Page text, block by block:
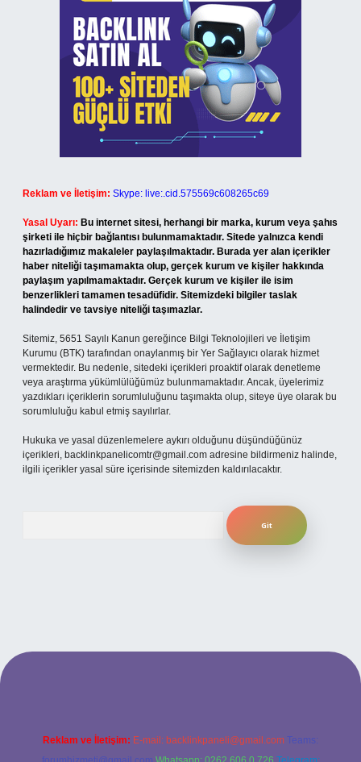
Reklam ve İletişim: Skype: live:.cid.575569c608265c69
Yasal Uyarı: Bu internet sitesi, herhangi bir marka, kurum veya şahıs
şirketi ile hiçbir bağlantısı bulunmamaktadır. Sitede yalnızca kendi
hazırladığımız makaleler paylaşılmaktadır. Burada yer alan içerikler
haber niteliği taşımamakta olup, gerçek kurum ve kişiler hakkında
paylaşım yapılmamaktadır. Gerçek kurum ve kişiler ile isim
benzerlikleri tamamen tesadüfidir. Sitemizdeki bilgiler taslak
halindedir ve tavsiye niteliği taşımazlar.
Sitemiz, 5651 Sayılı Kanun gereğince Bilgi Teknolojileri ve İletişim
Kurumu (BTK) tarafından onaylanmış bir Yer Sağlayıcı olarak hizmet
vermektedir. Bu nedenle, sitedeki içerikleri proaktif olarak denetleme
veya araştırma yükümlülüğümüz bulunmamaktadır. Ancak, üyelerimiz
yazdıkları içeriklerin sorumluluğunu taşımakta olup, siteye üye olarak bu
sorumluluğu kabul etmiş sayılırlar.
Hukuka ve yasal düzenlemelere aykırı olduğunu düşündüğünüz
içerikleri, backlinkpanelicomtr@gmail.com adresine bildirmeniz halinde,
ilgili içerikler yasal süre içerisinde sitemizden kaldırılacaktır.
giriş
Reklam ve İletişim: E-mail: backlinkpaneli@gmail.com Teams: